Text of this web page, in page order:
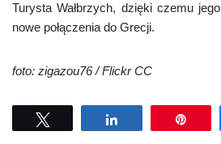
Turysta Wałbrzych, dzięki czemu
nowe połączenia do Grecji.
foto: zigazou76 / Flickr CC
Udostępnij